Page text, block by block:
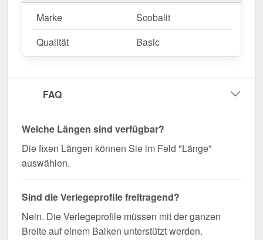
Mittelprofil | 16 mm bestellen – Schnell geliefert &
perfekt abgestimmt!
Sorgen Sie für eine stabile und optisch
ansprechende Verbindung Ihrer Stegplatten –
Wegen Sonderanfertigung vom Widerruf ausgeschlossen
Marke
Scobalit
Qualität
Basic
FAQ
Welche Längen sind verfügbar?
Die fixen Längen können Sie im Feld "Länge"
auswählen.
Sind die Verlegeprofile freitragend?
Nein. Die Verlegeprofile müssen mit der ganzen
Breite auf einem Balken unterstützt werden.